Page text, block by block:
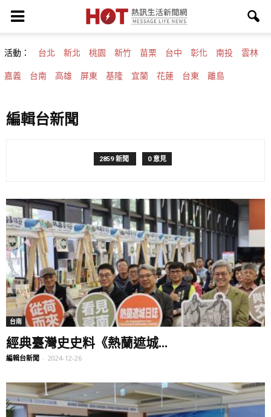
活動： 台北 新北 桃園 新竹 苗栗 台中 彰化 南投 雲林
嘉義 台南 高雄 屏東 基隆 宜蘭 花蓮 台東 離島
編輯台新聞
2859 新聞 0 意見
台南
經典臺灣史史料《熱蘭遮城...
編輯台新聞 - 2024-12-26